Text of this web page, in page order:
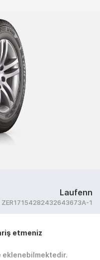
Laufenn
ZER17154282432643673A-1
etmeniz
eklenebilmektedir.